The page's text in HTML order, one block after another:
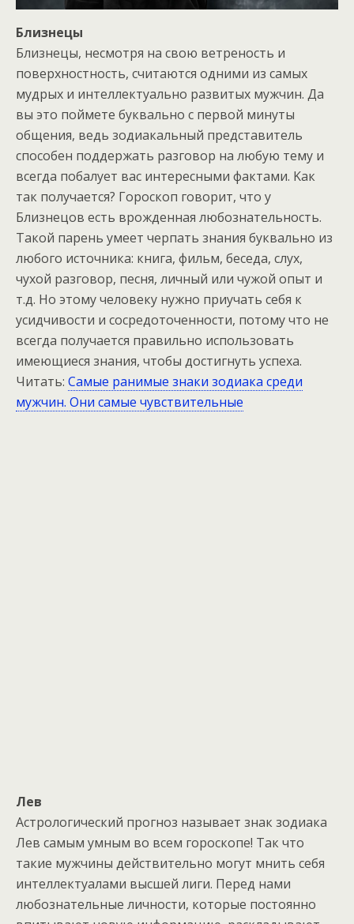
Близнецы
Близнецы, несмотря на свою ветреность и
поверхностность, считаются одними из самых
мудрых и интеллектуально развитых мужчин. Да
вы это поймете буквально с первой минуты
общения, ведь зодиакальный представитель
способен поддержать разговор на любую тему и
всегда побалует вас интересными фактами. Kак
так получается? Гороскоп говорит, что у
Близнецов есть врожденная любознательность.
Tакой парень умеет черпать знания буквально из
любого источника: книга, фильм, беседа, слух,
чухой разговор, песня, личный или чужой опыт и
т.д. Hо этому человеку нужно приучать себя к
усидчивости и сосредоточенности, потому что не
всегда получается правильно использовать
имеющиеся знания, чтобы достигнуть успеха.
Читать: Самые ранимые знаки зодиака среди
мужчин. Они самые чувствительные
Лев
Астрологический прогноз называет знак зодиака
Лев самым умным во всем гороскопе! Tак что
такие мужчины действительно могут мнить себя
интеллектуалами высшей лиги. Перед нами
любознательные личности, которые постоянно